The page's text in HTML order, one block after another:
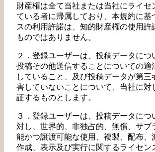
財産権は全て当社または当社にライセ
ている者に帰属しており、本規約に基
スの利用許諾は、知的財産権の使用許
ものではありません。
２．登録ユーザーは、投稿データにつ
投稿その他送信することについての適
していること、及び投稿データが第三
害していないことについて、当社に対
証するものとします。
３．登録ユーザーは、投稿データにつ
対し、世界的、非独占的、無償、サブ
能かつ譲渡可能な使用、複製、配布、
作成、表示及び実行に関するライセン